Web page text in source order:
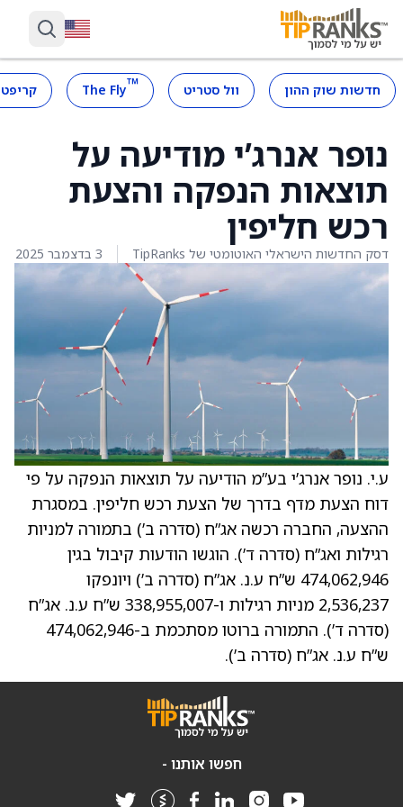
חדשות שוק ההון וול סטריט ™
The Fly
נופר אנרג’י מודיעה על
תוצאות הנפקה והצעת
רכש חליפין
דסק החדשות הישראלי האוטומטי של TipRanks 3 בדצמבר 2025
ע.י. נופר אנרג’י בע”מ הודיעה על תוצאות הנפקה על פי
דוח הצעת מדף בדרך של הצעת רכש חליפין. במסגרת
ההצעה, החברה רכשה אג”ח (סדרה ב’) בתמורה למניות
רגילות ואג”ח (סדרה ד’). הוגשו הודעות קיבול בגין
474,062,946 ש”ח ע.נ. אג”ח (סדרה ב’) ויונפקו
2,536,237 מניות רגילות ו-338,955,007 ש”ח ע.נ. אג”ח
(סדרה ד’). התמורה ברוטו מסתכמת ב-474,062,946
ש”ח ע.נ. אג”ח (סדרה ב’).
חפשו אותנו -